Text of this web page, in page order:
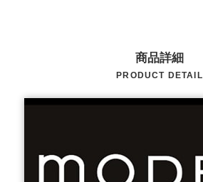
商品詳細
PRODUCT DETAIL